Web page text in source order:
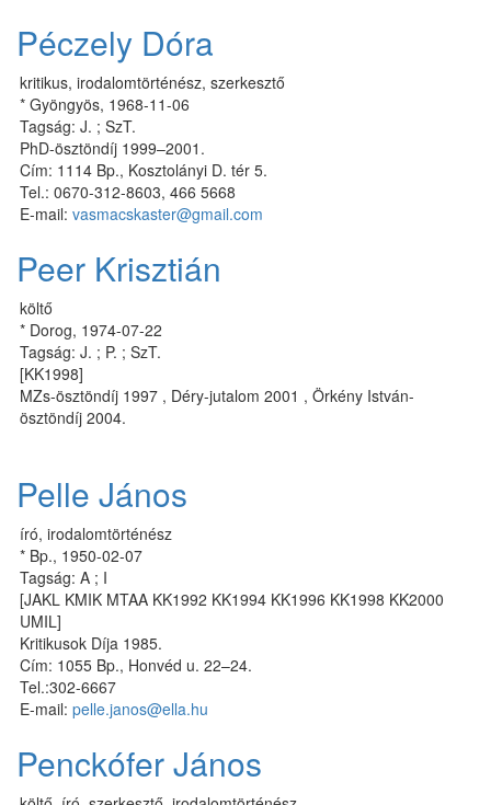
Péczely Dóra
kritikus, irodalomtörténész, szerkesztő
* Gyöngyös, 1968-11-06
Tagság: J. ; SzT.
PhD-ösztöndíj 1999–2001.
Cím: 1114 Bp., Kosztolányi D. tér 5.
Tel.: 0670-312-8603, 466 5668
E-mail: vasmacskaster@gmail.com
Peer Krisztián
költő
* Dorog, 1974-07-22
Tagság: J. ; P. ; SzT.
[KK1998]
MZs-ösztöndíj 1997 , Déry-jutalom 2001 , Örkény István-
ösztöndíj 2004.
Pelle János
író, irodalomtörténész
* Bp., 1950-02-07
Tagság: A ; I
[JAKL KMIK MTAA KK1992 KK1994 KK1996 KK1998 KK2000
UMIL]
Kritikusok Díja 1985.
Cím: 1055 Bp., Honvéd u. 22–24.
Tel.:302-6667
E-mail: pelle.janos@ella.hu
Penckófer János